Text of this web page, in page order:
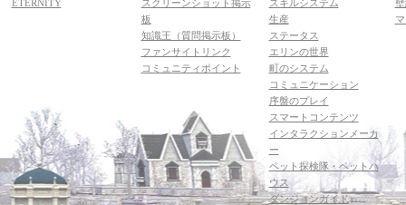
ETERNITY
スクリーンショット掲示
板
知識王（質問掲示板）
ファンサイトリンク
コミュニティポイント
スキルシステム
生産
ステータス
エリンの世界
町のシステム
コミュニケーション
序盤のプレイ
スマートコンテンツ
インタラクションメーカ
ー
ペット探検隊・ペットハ
ウス
ダンジョンガイド